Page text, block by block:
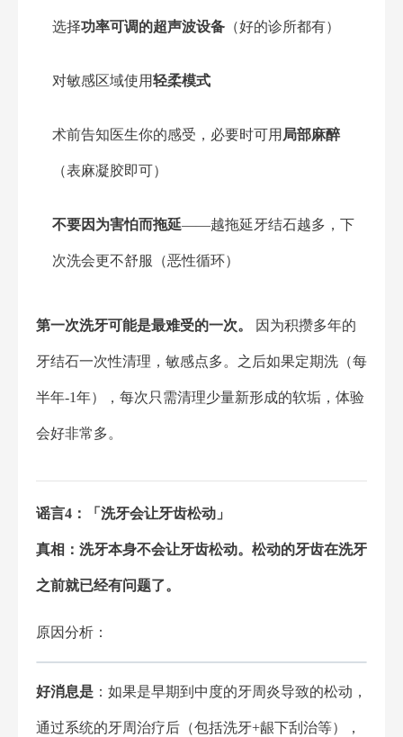
选择功率可调的超声波设备 （好的诊所都有）
对敏感区域使用轻柔模式
术前告知医生你的感受，必要时可用 局部麻醉
（表麻凝胶即可）
不要因为害怕而拖延——越拖延牙结石越多，下
次洗会更不舒服（恶性循环）
第一次洗牙可能是最难受的一次。 因为积攒多年的
牙结石一次性清理，敏感点多。之后如果定期洗（每
半年-1年），每次只需清理少量新形成的软垢，体验
会好非常多。
谣言4：「洗牙会让牙齿松动」
真相：洗牙本身不会让牙齿松动。松动的牙齿在洗牙
之前就已经有问题了。
原因分析：
好消息是 ：如果是早期到中度的牙周炎导致的松动，
通过系统的牙周治疗后（包括洗牙+龈下刮治等），